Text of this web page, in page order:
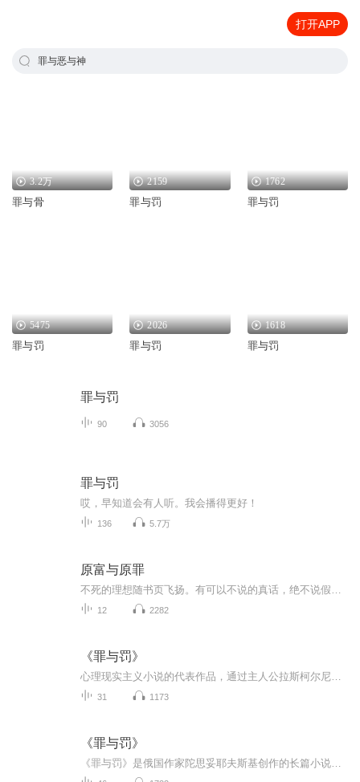
打开APP
罪与恶与神
3.2万
罪与骨
2159
罪与罚
1762
罪与罚
5475
罪与罚
2026
罪与罚
1618
罪与罚
罪与罚
90 3056
罪与罚
哎，早知道会有人听。我会播得更好！
136 5.7万
原富与原罪
12 2282
《罪与罚》
31 1173
《罪与罚》